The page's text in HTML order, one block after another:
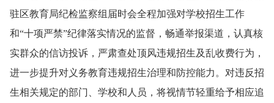
驻区教育局纪检监察组届时会全程加强对学校招生工作
和“十项严禁”纪律落实情况的监督 ，畅通举报渠道，认真核
实群众的信访投诉，严肃查处顶风违规招生及乱收费行为，
进一步提升对义务教育违规招生治理和防控能力。对违反招
生相关规定的部门、学校和人员，将视情节轻重给予相应追